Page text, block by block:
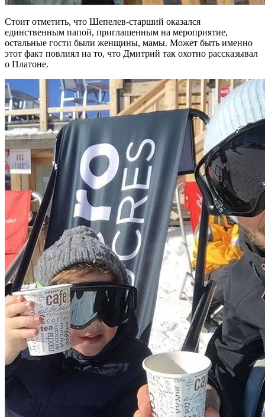
Стоит отметить, что Шепелев-старший оказался
единственным папой, приглашенным на мероприятие,
остальные гости были женщины, мамы. Может быть именно
этот факт повлиял на то, что Дмитрий так охотно рассказывал
о Платоне.